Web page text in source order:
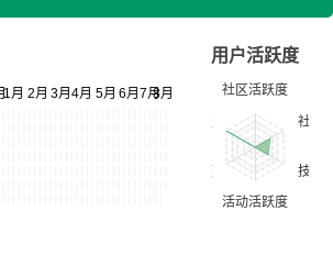
用户活跃度